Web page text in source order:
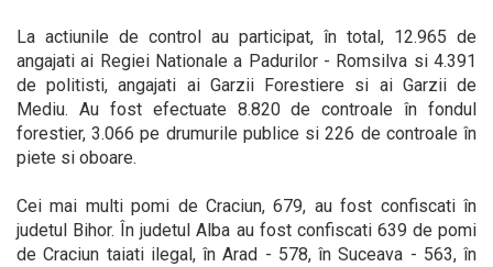
La actiunile de control au participat, în total, 12.965 de
angajati ai Regiei Nationale a Padurilor - Romsilva si 4.391
de politisti, angajati ai Garzii Forestiere si ai Garzii de
Mediu. Au fost efectuate 8.820 de controale în fondul
forestier, 3.066 pe drumurile publice si 226 de controale în
piete si oboare.
Cei mai multi pomi de Craciun, 679, au fost confiscati în
judetul Bihor. În judetul Alba au fost confiscati 639 de pomi
de Craciun taiati ilegal, în Arad - 578, în Suceava - 563, în